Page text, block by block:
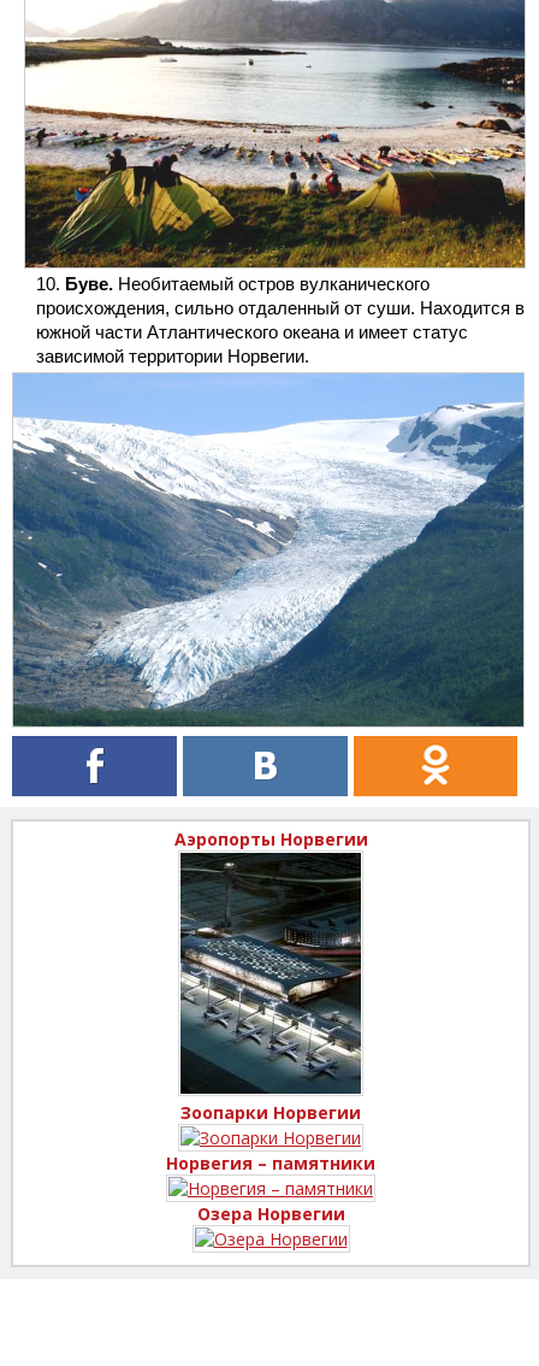
Буве. Необитаемый остров вулканического
происхождения, сильно отдаленный от суши. Находится в
южной части Атлантического океана и имеет статус
зависимой территории Норвегии.
Аэропорты Норвегии
Зоопарки Норвегии
Норвегия – памятники
Озера Норвегии